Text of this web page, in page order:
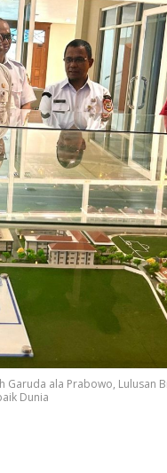
Garuda ala Prabowo, Lulusan
Dunia